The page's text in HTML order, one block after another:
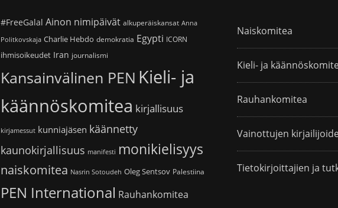
#FreeGalal Ainon nimipäivät alkuperäiskansat Anna
Politkovskaja Charlie Hebdo demokratia Egypti ICORN
ihmisoikeudet Iran journalismi
Kansainvälinen PEN Kieli- ja
käännöskomitea kirjallisuus
kirjamessut kunniajäsen käännetty
kaunokirjallisuus manifesti monikielisyys
naiskomitea Nasrin Sotoudeh Oleg Sentsov Palestiina
PEN International Rauhankomitea
Naiskomitea
Kieli- ja
Rauhankomitea
Vainottujen
Tietokirjoittajien ja